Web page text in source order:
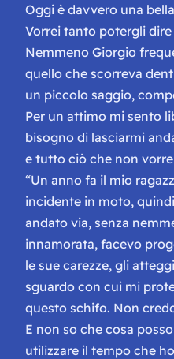
Oggi è davvero una
Vorrei tanto potergli
Nemmeno Giorgio
quello che scorreva
un piccolo saggio,
Per un attimo mi sento
bisogno di lasciarmi
e tutto ciò che non
“Un anno fa il mio
incidente in moto,
andato via, senza
innamorata, facevo
le sue carezze, gli
sguardo con cui mi
questo schifo. Non
E non so che cosa
utilizzare il tempo che